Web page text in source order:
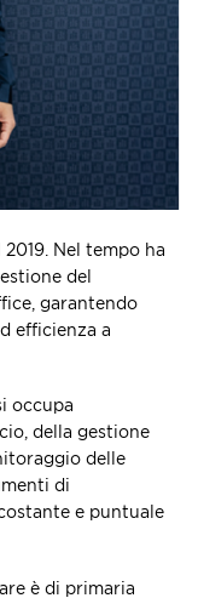
Nel tempo ha
del
garantendo
efficienza a
occupa
della gestione
delle
di
e puntuale
è di primaria